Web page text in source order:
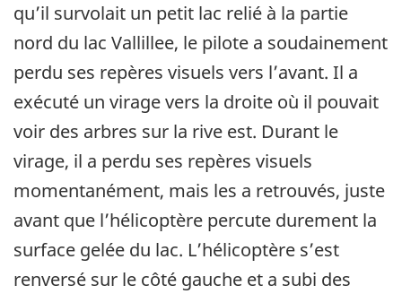
qu’il survolait un petit lac relié à la partie
nord du lac Vallillee, le pilote a soudainement
perdu ses repères visuels vers l’avant. Il a
exécuté un virage vers la droite où il pouvait
voir des arbres sur la rive est. Durant le
virage, il a perdu ses repères visuels
momentanément, mais les a retrouvés, juste
avant que l’hélicoptère percute durement la
surface gelée du lac. L’hélicoptère s’est
renversé sur le côté gauche et a subi des